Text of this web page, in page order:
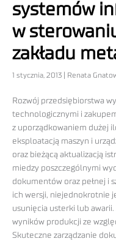
systemów
w
zakładu
1 stycznia, 2013 | Renata
Rozwój przedsiębiorstwa
technologicznymi i
z uporządkowaniem dużej
eksploatacją maszyn i
oraz bieżącą aktualizacją
miedzy poszczególnymi
dokumentów oraz pełnej i
ich wersji, niejednokrotnie
usunięcia usterki lub
wyników produkcji ze
Skuteczne zarządzanie